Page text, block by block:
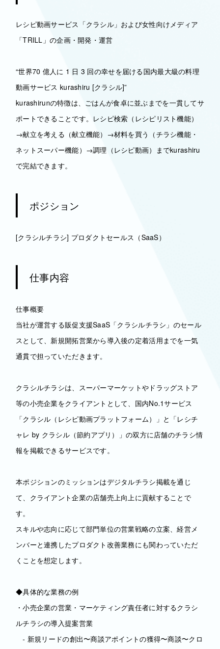
レシピ動画サービス「クラシル」および女性向けメディア
「TRILL」の企画・開発・運営
“世界70 億人に 1 日 3 回の幸せを届ける国内最大級の料理
動画サービス kurashiru [クラシル]”
kurashirunの特徴は、ごはんが食卓に並ぶまでを一貫してサ
ポートできることです。レシピ検索（レシピリスト機能）
→献立を考える（献立機能）→材料を買う（チラシ機能・
ネットスーパー機能）→調理（レシピ動画）までkurashiru
で完結できます。
ポジション
[クラシルチラシ] プロダクトセールス（SaaS）
仕事内容
仕事概要
当社が運営する販促支援SaaS「クラシルチラシ」のセール
スとして、新規開拓営業から導入後の定着活用までを一気
通貫で担っていただきます。
クラシルチラシは、スーパーマーケットやドラッグストア
等の小売企業をクライアントとして、国内No.1サービス
「クラシル（レシピ動画プラットフォーム）」と「レシチ
ャレ by クラシル（節約アプリ）」の双方に店舗のチラシ情
報を掲載できるサービスです。
本ポジションのミッションはデジタルチラシ掲載を通じ
て、クライアント企業の店舗売上向上に貢献することで
す。
スキルや志向に応じて部門単位の営業戦略の立案、経営メ
ンバーと連携したプロダクト改善業務にも関わっていただ
くことを想定します。
◆具体的な業務の例
・小売企業の営業・マーケティング責任者に対するクラシ
ルチラシの導入提案営業
- 新規リードの創出〜商談アポイントの獲得〜商談〜クロ